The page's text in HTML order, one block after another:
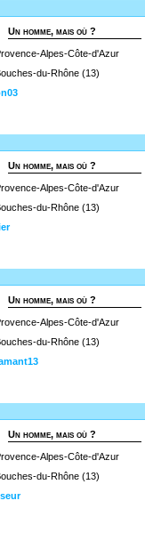
Un homme, mais où ?
Alpes-Côte-d'Azur
du-Rhône (13)
Un homme, mais où ?
Alpes-Côte-d'Azur
du-Rhône (13)
Un homme, mais où ?
Alpes-Côte-d'Azur
du-Rhône (13)
Un homme, mais où ?
Alpes-Côte-d'Azur
du-Rhône (13)